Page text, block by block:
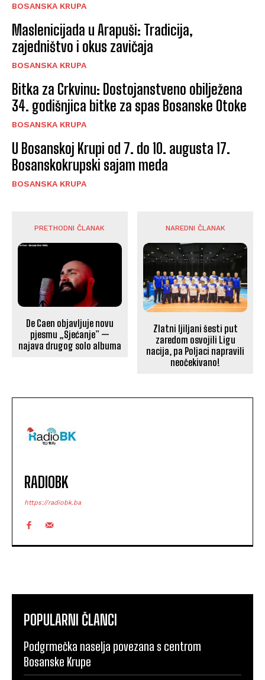
BOSANSKA KRUPA
Maslenicijada u Arapuši: Tradicija,
zajedništvo i okus zavičaja
BOSANSKA KRUPA
Bitka za Crkvinu: Dostojanstveno obilježena
34. godišnjica bitke za spas Bosanske Otoke
BOSANSKA KRUPA
U Bosanskoj Krupi od 7. do 10. augusta 17.
Bosanskokrupski sajam meda
BOSANSKA KRUPA
PRETHODNI ČLANAK
De Caen objavljuje novu
pjesmu „Sjećanje” —
najava drugog solo albuma
NAREDNI ČLANAK
Zlatni ljiljani šesti put
zaredom osvojili Ligu
nacija, pa Poljaci napravili
neočekivano!
RADIOBK
https://radiobk.ba
POPULARNI ČLANCI
Podgrmečka naselja povezana s centrom
Bosanske Krupe